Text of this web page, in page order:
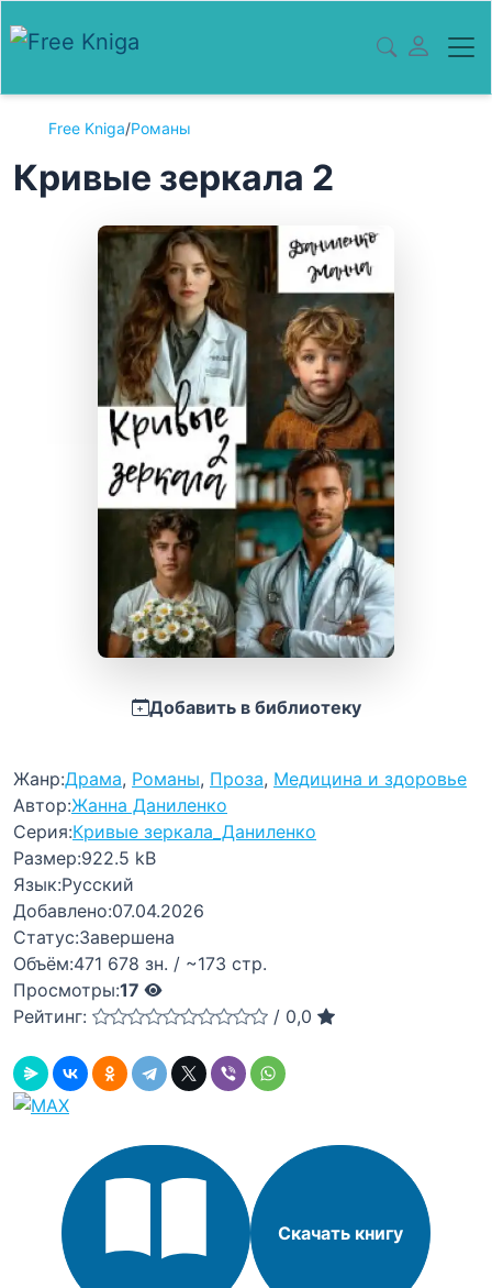
Free Kniga/Романы
Кривые зеркала 2
Добавить в библиотеку
Жанр:Драма, Романы, Проза, Медицина и здоровье
Автор:Жанна Даниленко
Серия:Кривые зеркала_Даниленко
Размер:922.5 kB
Язык:Русский
Добавлено:07.04.2026
Статус:Завершена
Объём:471 678 зн. / ~173 стр.
Просмотры:17
Рейтинг:
/ 0,0
Скачать книгу